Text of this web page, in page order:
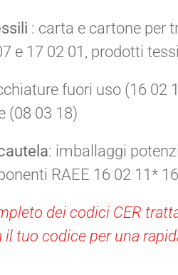
: carta e cartone per
e 17 02 01, prodotti
fuori uso (16 02
(08 03 18)
: imballaggi
RAEE 16 02 11*
dei codici CER
il tuo codice per una